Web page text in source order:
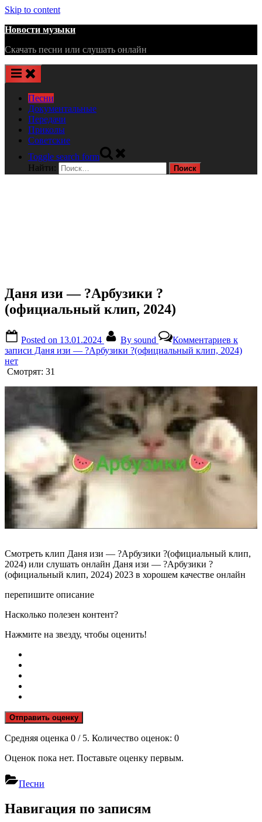
Skip to content
Новости музыки
Скачать песни или слушать онлайн
Песни
Документальные
Передачи
Приколы
Советские
Toggle search form
Найти:
Даня изи — ?Арбузики ?
(официальный клип, 2024)
Posted on 13.01.2024 By sound Комментариев к
записи Даня изи — ?Арбузики ?(официальный клип, 2024)
нет
Смотрят: 31
Смотреть клип Даня изи — ?Арбузики ?(официальный клип,
2024) или слушать онлайн Даня изи — ?Арбузики ?
(официальный клип, 2024) 2023 в хорошем качестве онлайн
перепишите описание
Насколько полезен контент?
Нажмите на звезду, чтобы оценить!
Отправить оценку
Средняя оценка 0 / 5. Количество оценок: 0
Оценок пока нет. Поставьте оценку первым.
Песни
Навигация по записям